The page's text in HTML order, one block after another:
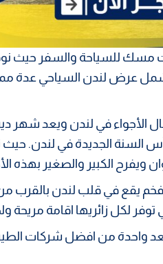
مسك للسياحة والسفر حيث
عرض لندن السياحي عدة
الأجواء في لندن ويعد شهر
السنة الجديدة في لندن. حيث
ويفرح الكبير والصغير بهذه
يقع في قلب لندن بالقرب
توفر لكل زائريها اقامة مريحة
واحدة من افضل شركات